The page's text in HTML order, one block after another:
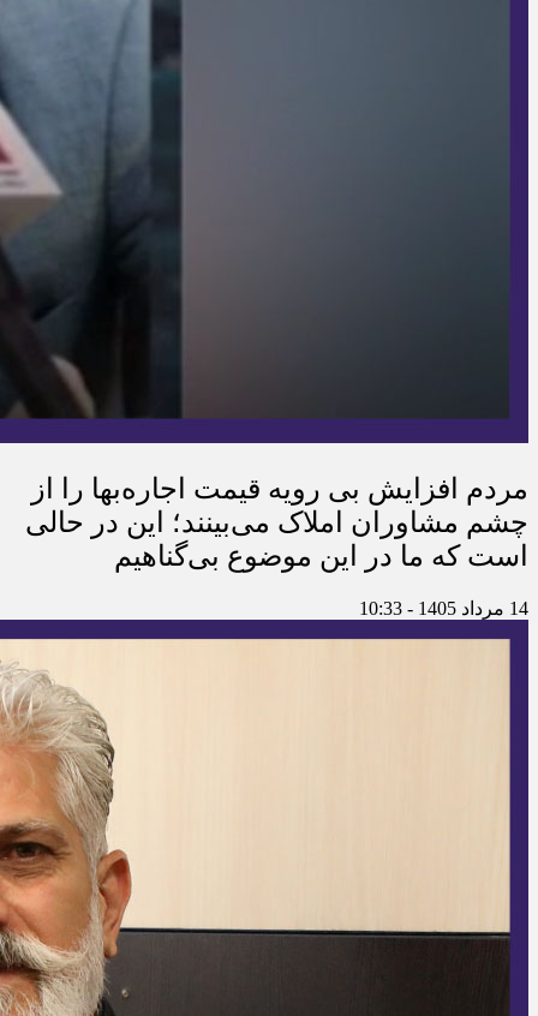
مردم افزایش بی رویه قیمت اجاره‌بها را از
چشم مشاوران املاک می‌بینند؛ این در حالی
است که ما در این موضوع بی‌گناهیم
14 مرداد 1405 - 10:33